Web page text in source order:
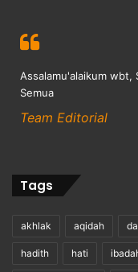
Assalamu'alaikum wbt,
Semua
Team Editorial
Tags
akhlak aqidah
hadith hati